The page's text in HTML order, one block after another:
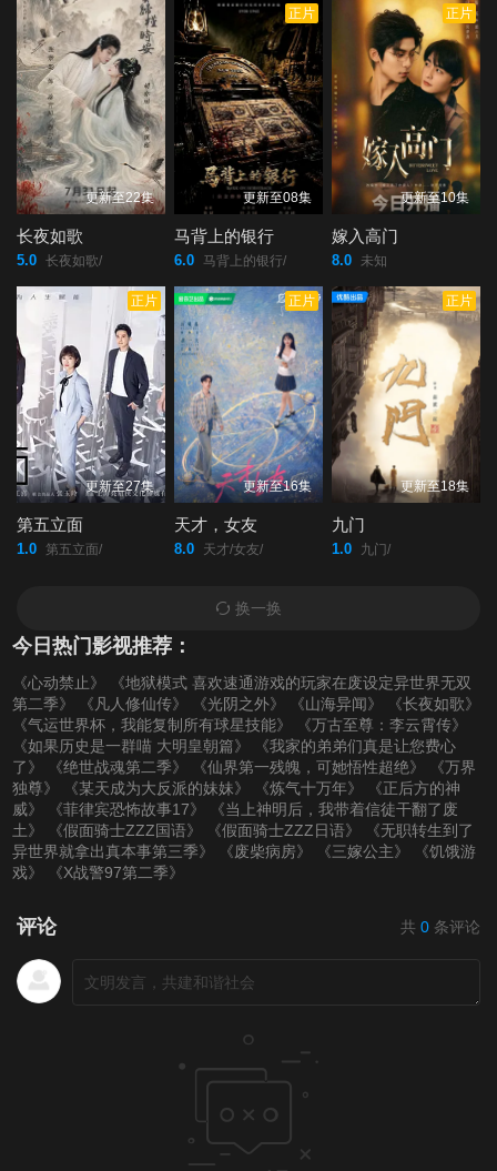
更新至22集
长夜如歌
5.0 长夜如歌/
正片
更新至08集
马背上的银行
6.0 马背上的银行/
正片
更新至10集
嫁入高门
8.0 未知
正片
更新至27集
第五立面
1.0 第五立面/
正片
更新至16集
天才，女友
8.0 天才/女友/
正片
更新至18集
九门
1.0 九门/
换一换
今日热门影视推荐：
《心动禁止》
《地狱模式 喜欢速通游戏的玩家在废设定异世界无双
第二季》
《凡人修仙传》 《光阴之外》 《山海异闻》
《长夜如歌》
《气运世界杯，我能复制所有球星技能》
《万古至尊：李云霄传》
《如果历史是一群喵 大明皇朝篇》
《我家的弟弟们真是让您费心
了》
《绝世战魂第二季》 《仙界第一残魄，可她悟性超绝》
《万界
独尊》
《某天成为大反派的妹妹》 《炼气十万年》
《正后方的神
威》
《菲律宾恐怖故事17》
《当上神明后，我带着信徒干翻了废
土》
《假面骑士ZZZ国语》 《假面骑士ZZZ日语》
《无职转生到了
异世界就拿出真本事第三季》
《废柴病房》 《三嫁公主》
《饥饿游
戏》
《X战警97第二季》
评论 共 0 条评论